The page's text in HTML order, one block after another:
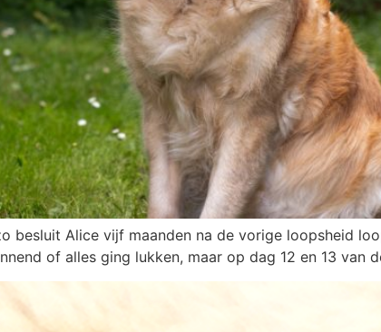
besluit Alice vijf maanden na de vorige loopsheid
of alles ging lukken, maar op dag 12 en 13 van